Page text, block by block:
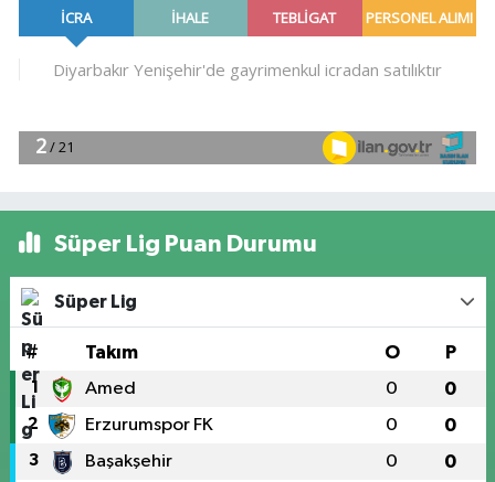
Süper Lig Puan Durumu
Süper Lig
# Takım O P
1 Amed 0 0
2 Erzurumspor FK 0 0
3 Başakşehir 0 0